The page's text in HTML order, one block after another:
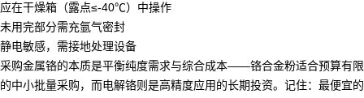
应在干燥箱（露点≤-40℃）中操作
未用完部分需充氩气密封
静电敏感，需接地处理设备
采购金属铬的本质是平衡纯度需求与综合成本——铬合金粉适合预算有限
的中小批量采购，而电解铬则是高精度应用的长期投资。记住：最便宜的